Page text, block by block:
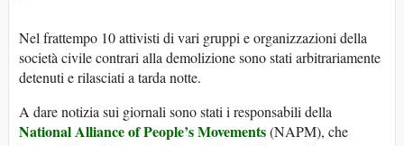
Nel frattempo 10 attivisti di vari gruppi e organizzazioni della
società civile contrari alla demolizione sono stati arbitrariamente
detenuti e rilasciati a tarda notte.
A dare notizia sui giornali sono stati i responsabili della
National Alliance of People’s Movements(NAPM), che